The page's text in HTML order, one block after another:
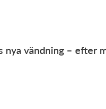
vändning – efter